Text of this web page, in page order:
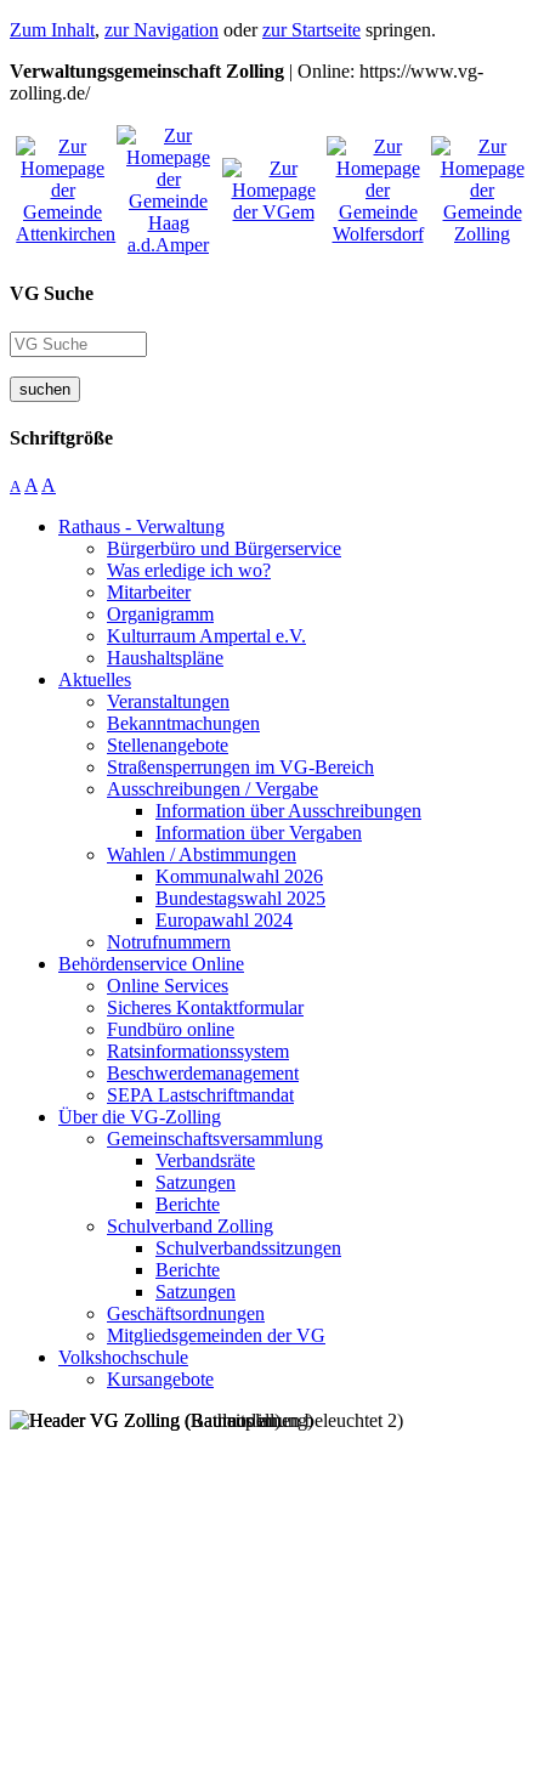
Zum Inhalt, zur Navigation oderzur Startseite springen.
Verwaltungsgemeinschaft Zolling | Online: https://www.vg-
zolling.de/
VG Suche
suchen
Schriftgröße
A A A
Rathaus - Verwaltung
Bürgerbüro und Bürgerservice
Was erledige ich wo?
Mitarbeiter
Organigramm
Kulturraum Ampertal e.V.
Haushaltspläne
Aktuelles
Veranstaltungen
Bekanntmachungen
Stellenangebote
Straßensperrungen im VG-Bereich
Ausschreibungen / Vergabe
Information über Ausschreibungen
Information über Vergaben
Wahlen / Abstimmungen
Kommunalwahl 2026
Bundestagswahl 2025
Europawahl 2024
Notrufnummern
Behördenservice Online
Online Services
Sicheres Kontaktformular
Fundbüro online
Ratsinformationssystem
Beschwerdemanagement
SEPA Lastschriftmandat
Über die VG-Zolling
Gemeinschaftsversammlung
Verbandsräte
Satzungen
Berichte
Schulverband Zolling
Schulverbandssitzungen
Berichte
Satzungen
Geschäftsordnungen
Mitgliedsgemeinden der VG
Volkshochschule
Kursangebote